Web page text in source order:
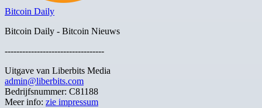
Bitcoin Daily
Bitcoin Daily - Bitcoin Nieuws
----------------------------------
Uitgave van Liberbits Media
admin@liberbits.com
Bedrijfsnummer: C81188
Meer info: zie impressum